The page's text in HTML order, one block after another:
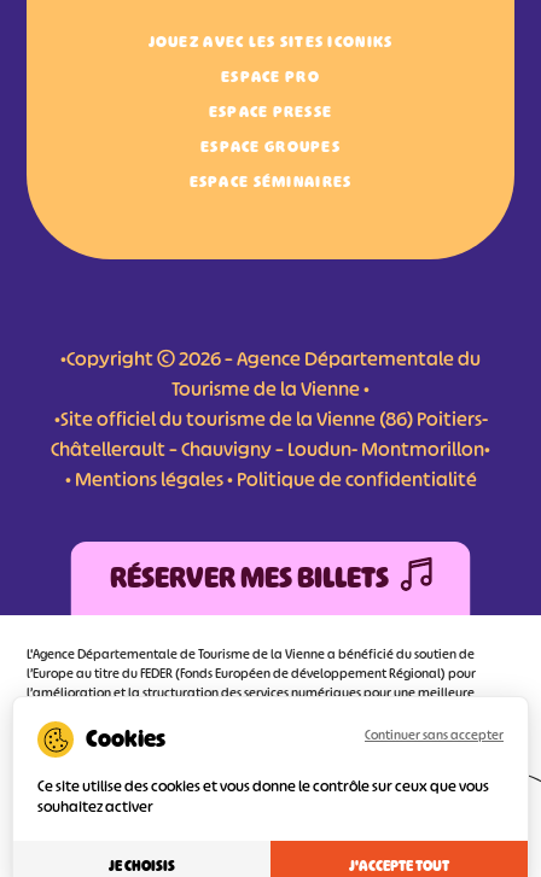
JOUEZ AVEC LES SITES ICONIKS
ESPACE PRO
ESPACE PRESSE
ESPACE GROUPES
ESPACE SÉMINAIRES
•Copyright © 2026 – Agence Départementale du
Tourisme de la Vienne •
•Site officiel du tourisme de la Vienne (86) Poitiers-
Châtellerault – Chauvigny – Loudun- Montmorillon•
•Mentions légales•Politique de confidentialité
RÉSERVER MES BILLETS
L'Agence Départementale de Tourisme de la Vienne a bénéficié du soutien de
l’Europe au titre du FEDER (Fonds Européen de développement Régional) pour
l’amélioration et la structuration des services numériques pour une meilleure
d’orienter au mieux le visiteur.
Ce site utilise des cookies et vous donne le contrôle sur ceux que vous
souhaitez activer
J'ACCEPTE TOUT
Continuer sans accepter
JE CHOISIS